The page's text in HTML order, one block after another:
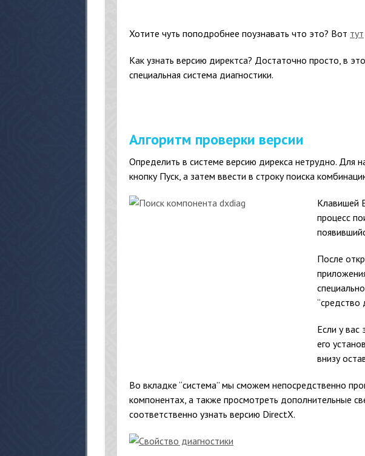
Хотите чуть поподробнее поузнавать что это? Вот тут
Как узнать версию директса? Достаточно просто, в
специальная система диагностики.
Алгоритм проверки версии
Определить в системе версию дирекса нетрудно. Для
кнопку Пуск, а затем ввести в строку поиска
Клавишей
процесс
После
“средство
Если у вас
его
внизу
Во вкладке “система” мы сможем непосредственно
компонентах, а также просмотреть дополнительные
соответственно узнать версию DirectX.